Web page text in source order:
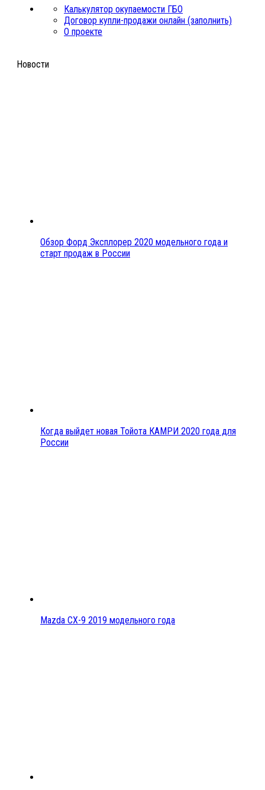
Калькулятор окупаемости ГБО
Договор купли-продажи онлайн (заполнить)
О проекте
Новости
Обзор Форд Эксплорер 2020 модельного года и
старт продаж в России
Когда выйдет новая Тойота КАМРИ 2020 года для
России
Mazda CX-9 2019 модельного года